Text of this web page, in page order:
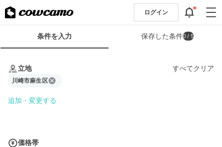
ログイン
条
条件を入力 保存した条件0 / 5
立地 すべてクリア
川崎市麻生区
追加・変更する
価格帯